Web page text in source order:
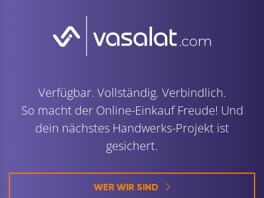
Verfügbar. Vollständig. Verbindlich.
So macht der Online-Einkauf Freude! Und
dein nächstes Handwerks-Projekt ist
gesichert.
WER WIR SIND